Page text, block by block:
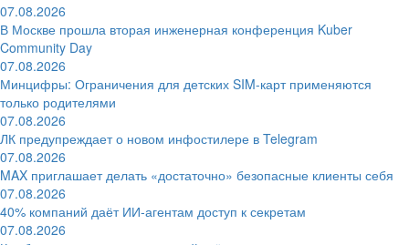
07.08.2026
В Москве прошла вторая инженерная конференция Kuber
Community Day
07.08.2026
Минцифры: Ограничения для детских SIM-карт применяются
только родителями
07.08.2026
ЛК предупреждает о новом инфостилере в Telegram
07.08.2026
MAX приглашает делать «достаточно» безопасные клиенты себя
07.08.2026
40% компаний даёт ИИ‑агентам доступ к секретам
07.08.2026